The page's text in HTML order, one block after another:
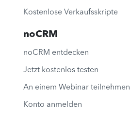
Kostenlose Verkaufsskripte
noCRM
noCRM entdecken
Jetzt kostenlos testen
An einem Webinar teilnehmen
Konto anmelden